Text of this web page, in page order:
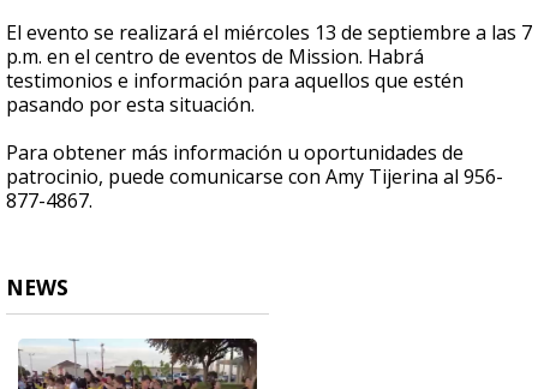
El evento se realizará el miércoles 13 de septiembre a las 7
p.m. en el centro de eventos de Mission. Habrá
testimonios e información para aquellos que estén
pasando por esta situación.
Para obtener más información u oportunidades de
patrocinio, puede comunicarse con Amy Tijerina al 956-
877-4867.
NEWS